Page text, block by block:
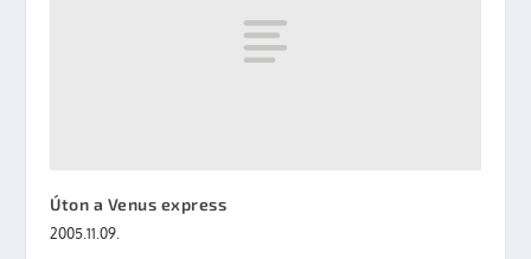
Úton a Venus express
2005.11.09.